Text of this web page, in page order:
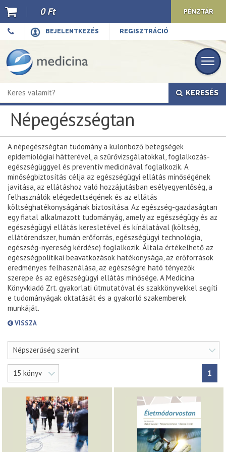
BEJELENTKEZÉS REGISZTRÁCIÓ
0 Ft PÉNZTÁR
KERESÉS
Népegészségtan
A népegészségtan tudomány a különböző betegségek
epidemiológiai hátterével, a szűrővizsgálatokkal, foglalkozás-
egészségüggyel és preventív medicinával foglalkozik. A
minőségbiztosítás célja az egészségügyi ellátás minőségének
javítása, az ellátáshoz való hozzájutásban esélyegyenlőség, a
felhasználók elégedettségének és az ellátás
költséghatékonyságának biztosítása. Az egészség-gazdaságtan
egy fiatal alkalmazott tudományág, amely az egészségügy és az
egészségügyi ellátás keresletével és kínálatával (költség,
ellátórendszer, humán erőforrás, egészségügyi technológia,
egészség-nyereség kérdése) foglalkozik. Általa értékelhető az
egészségpolitikai beavatkozások hatékonysága, az erőforrások
eredményes felhasználása, az egészségre ható tényezők
szerepe és az egészségügyi ellátás minősége. A Medicina
Könyvkiadó Zrt. gyakorlati útmutatóval és szakkönyvekkel segíti
e tudományágak oktatását és a gyakorló szakemberek
munkáját.
VISSZA
Népszerűség szerint
15 könyv 1
Ajánló
Kiadványaink
E-book
Újdonságok
Akciók
Előkészületben
Hírek
Top 10
Cégünkről